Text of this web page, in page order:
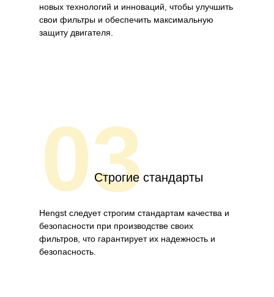
новых технологий и инноваций, чтобы улучшить
свои фильтры и обеспечить максимальную
защиту двигателя.
03Строгие стандарты
Hengst следует строгим стандартам качества и
безопасности при производстве своих
фильтров, что гарантирует их надежность и
безопасность.